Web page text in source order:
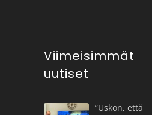
Viimeisimmät
uutiset
”Uskon, että